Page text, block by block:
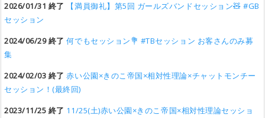
2026/01/31 終了
【満員御礼】第5回 ガールズバンドセッション🧸 #GB
セッション
2024/06/29 終了 何でもセッション💐 #TBセッション お客さんのみ募
集
2024/02/03 終了 赤い公園×きのこ帝国×相対性理論×チャットモンチー
セッション！(最終回)
2023/11/25 終了 11/25(土)赤い公園×きのこ帝国×相対性理論セッショ